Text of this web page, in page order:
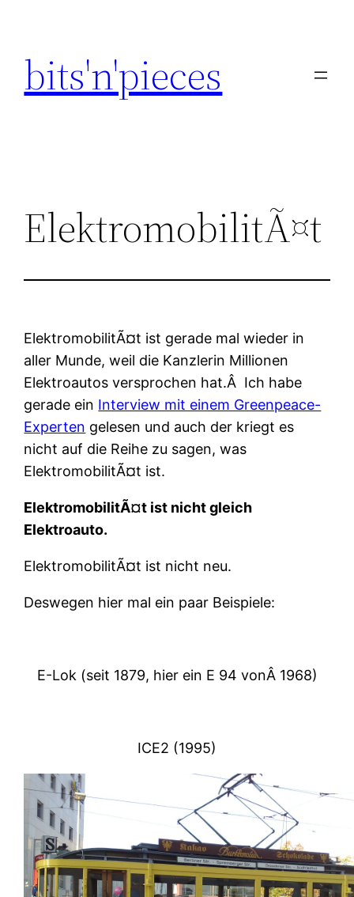
springen
bits'n'pieces
ElektromobilitÃ¤t
ElektromobilitÃ¤t ist gerade mal wieder in
aller Munde, weil die Kanzlerin Millionen
Elektroautos versprochen hat.Â Ich habe
gerade ein Interview mit einem Greenpeace-
Experten gelesen und auch der kriegt es
nicht auf die Reihe zu sagen, was
ElektromobilitÃ¤t ist.
ElektromobilitÃ¤t ist nicht gleich
Elektroauto.
ElektromobilitÃ¤t ist nicht neu.
Deswegen hier mal ein paar Beispiele:
E-Lok (seit 1879, hier ein E 94 vonÂ 1968)
ICE2 (1995)